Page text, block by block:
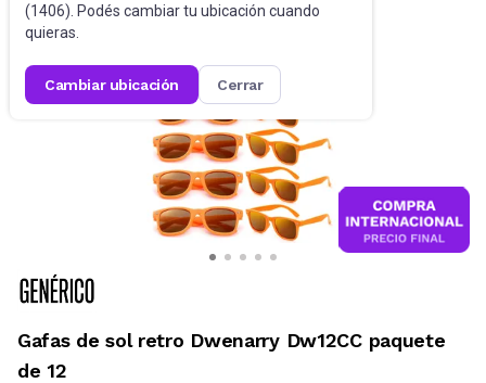
(1406). Podés cambiar tu ubicación cuando
quieras.
cambiar ubicación cerrar
Gafas de sol retro Dwenarry Dw12CC paquete
de 12